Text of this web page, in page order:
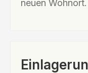
neuen Wohnort.